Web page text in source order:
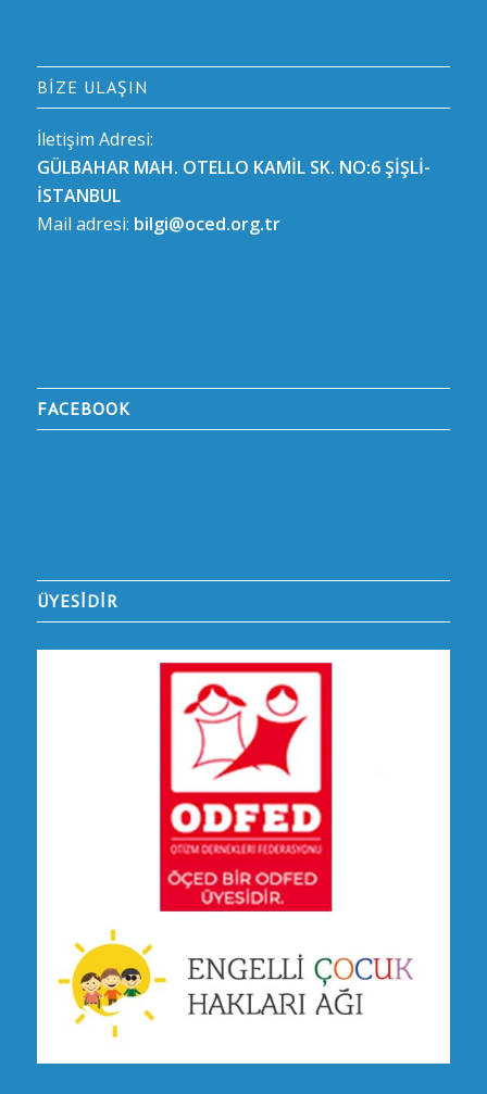
BIZE ULAŞIN
İletişim Adresi:
GÜLBAHAR MAH. OTELLO KAMİL SK. NO:6 ŞİŞLİ-
İSTANBUL
Mail adresi: bilgi@oced.org.tr
FACEBOOK
ÜYESİDİR